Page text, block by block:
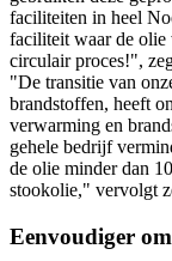
faciliteiten in heel
faciliteit waar de olie
circulair proces!",
"De transitie van
brandstoffen, heeft
verwarming en
gehele bedrijf
de olie minder dan
stookolie," vervolgt
Eenvoudiger